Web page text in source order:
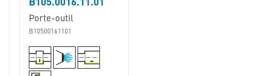
B105.0016.11.01
Porte-outil
B10500161101